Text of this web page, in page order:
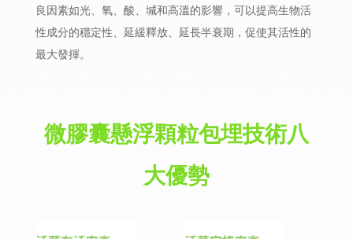
良因素如光、氧、酸、堿和高溫的影響，可以提高生物活
性成分的穩定性、延緩釋放、延長半衰期，促使其活性的
最大發揮。
微膠囊懸浮顆粒包埋技術八
大優勢